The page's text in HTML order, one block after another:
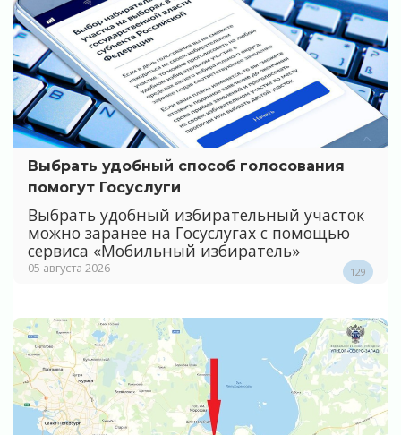
Выбрать удобный способ голосования
помогут Госуслуги
Выбрать удобный избирательный участок
можно заранее на Госуслугах с помощью
сервиса «Мобильный избиратель»
05 августа 2026 129